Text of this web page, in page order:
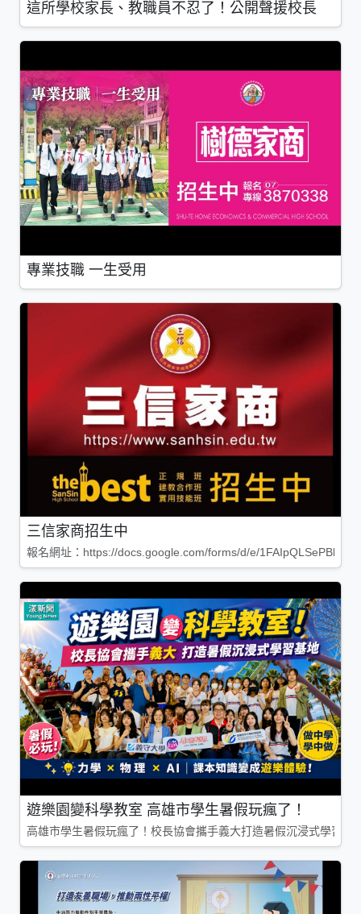
這所學校家長、教職員不忍了！公開聲援校長
專業技職 一生受用
三信家商招生中
報名網址：https://docs.google.com/forms/d/e/
遊樂園變科學教室 高雄市學生暑假玩瘋了！
高雄市學生暑假玩瘋了！校長協會攜手義大打造暑假沉浸式學習基